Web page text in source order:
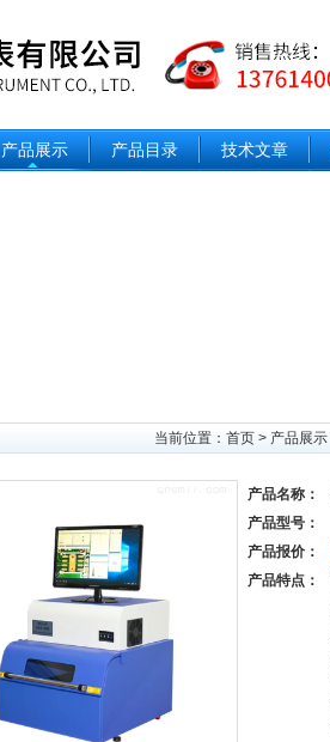
产品展示 产品目录 技术文章
当前位置： 首页 > 产品展示
产品名称：
产品型号：
产品报价：
产品特点：